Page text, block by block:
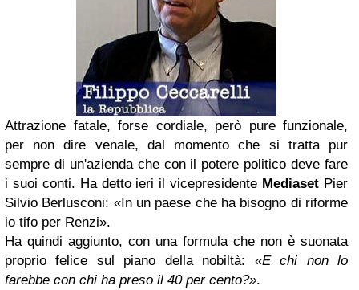
Attrazione fatale, forse cordiale, però pure funzionale,
per non dire venale, dal momento che si tratta pur
sempre di un'azienda che con il potere politico deve fare
i suoi conti. Ha detto ieri il vicepresidente Mediaset Pier
Silvio Berlusconi: «In un paese che ha bisogno di riforme
io tifo per Renzi».
Ha quindi aggiunto, con una formula che non è suonata
proprio felice sul piano della nobiltà: «E chi non lo
farebbe con chi ha preso il 40 per cento?».